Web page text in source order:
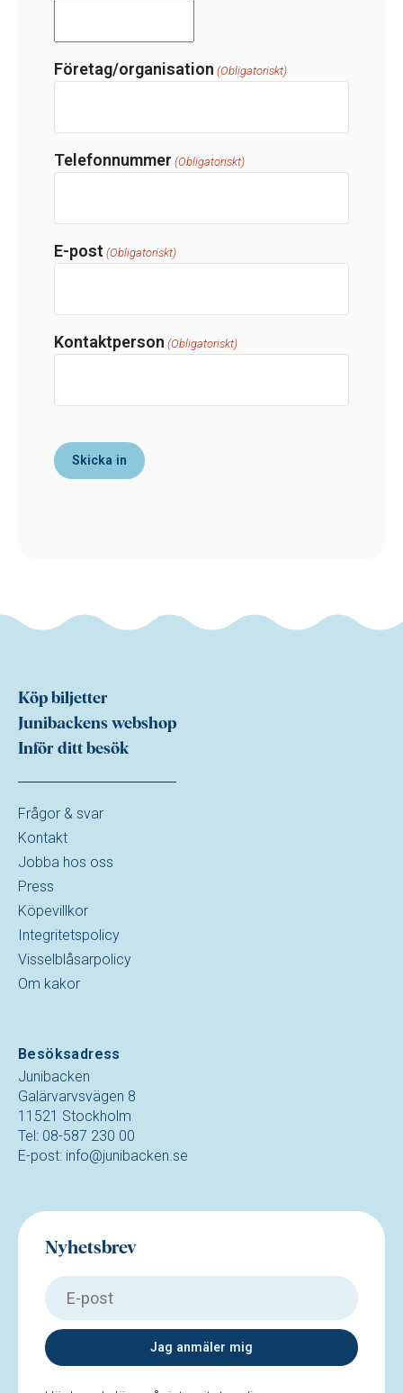
Företag/organisation (Obligatoriskt)
Telefonnummer (Obligatoriskt)
E-post (Obligatoriskt)
Kontaktperson (Obligatoriskt)
Köp biljetter
Junibackens webshop
Inför ditt besök
Frågor & svar
Kontakt
Jobba hos oss
Press
Köpevillkor
Integritetspolicy
Visselblåsarpolicy
Om kakor
Besöksadress
Junibacken
Galärvarvsvägen 8
11521 Stockholm
Tel: 08-587 230 00
E-post: info@junibacken.se
Nyhetsbrev